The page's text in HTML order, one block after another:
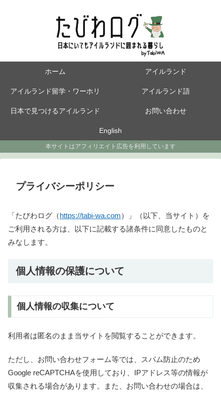
ホーム アイルランド
アイルランド留学・ワーホリ アイルランド語
日本で見つけるアイルランド お問い合わせ
English
本サイトはアフィリエイト広告を利用しています
プライバシーポリシー
「たびわログ（https://tabi-wa.com）」（以下、当サイト）を
ご利用される方は、以下に記載する諸条件に同意したものと
みなします。
個人情報の保護について
個人情報の収集について
利用者は匿名のまま当サイトを閲覧することができます。
ただし、お問い合わせフォーム等では、スパム防止のため
Google reCAPTCHAを使用しており、IPアドレス等の情報が
収集される場合があります。また、お問い合わせの場合は、